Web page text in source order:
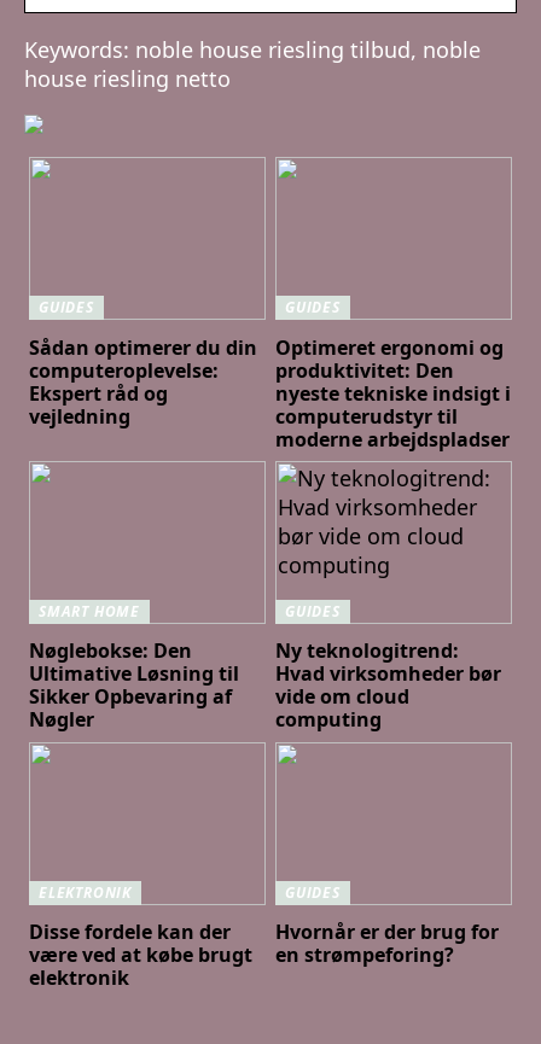
Keywords: noble house riesling tilbud, noble
house riesling netto
GUIDES
Sådan optimerer du din
computeroplevelse:
Ekspert råd og
vejledning
GUIDES
Optimeret ergonomi og
produktivitet: Den
nyeste tekniske indsigt i
computerudstyr til
moderne arbejdspladser
SMART HOME
Nøglebokse: Den
Ultimative Løsning til
Sikker Opbevaring af
Nøgler
GUIDES
Ny teknologitrend:
Hvad virksomheder bør
vide om cloud
computing
ELEKTRONIK
Disse fordele kan der
være ved at købe brugt
elektronik
GUIDES
Hvornår er der brug for
en strømpeforing?